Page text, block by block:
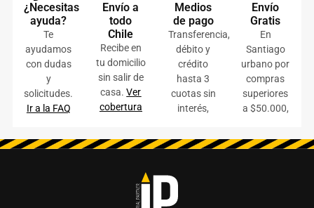
¿Necesitas
ayuda?
Te
ayudamos
con dudas
y
solicitudes.
Ir a la FAQ
Envío a
todo
Chile
Recibe en
tu domicilio
sin salir de
casa.Ver
cobertura
Medios
de pago
Transferencia,
débito y
crédito
hasta 3
cuotas sin
interés,
Envío
Gratis
En
Santiago
urbano por
compras
superiores
a $50.000,